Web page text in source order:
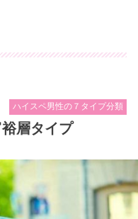
ハイスペ男性の７タイプ分類
層タイプ